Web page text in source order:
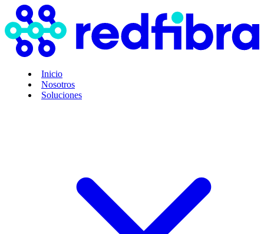
Inicio
Nosotros
Soluciones